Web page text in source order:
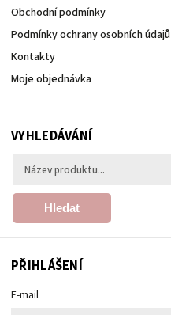
Obchodní podmínky
Podmínky ochrany osobních údajů
Kontakty
Moje objednávka
VYHLEDÁVÁNÍ
Hledat
PŘIHLÁŠENÍ
E-mail